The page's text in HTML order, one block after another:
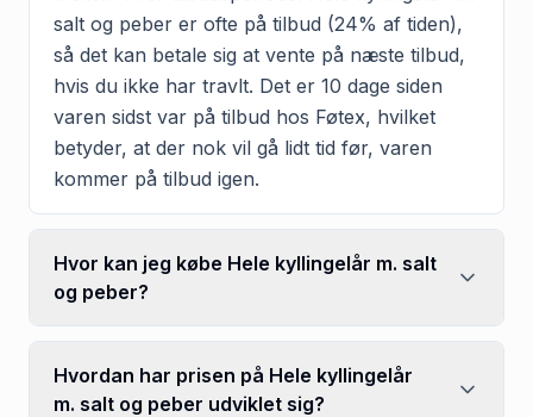
salt og peber er ofte på tilbud (24% af tiden),
så det kan betale sig at vente på næste tilbud,
hvis du ikke har travlt. Det er 10 dage siden
varen sidst var på tilbud hos Føtex, hvilket
betyder, at der nok vil gå lidt tid før, varen
kommer på tilbud igen.
Hvor kan jeg købe Hele kyllingelår m. salt
og peber?
Hvordan har prisen på Hele kyllingelår
m. salt og peber udviklet sig?